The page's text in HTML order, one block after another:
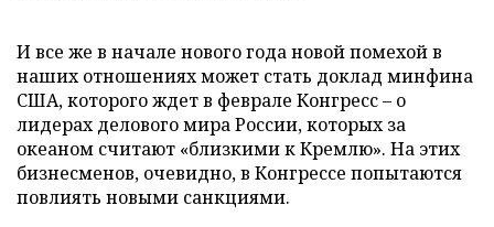
И все же в начале нового года новой помехой в
наших отношениях может стать доклад минфина
США, которого ждет в феврале Конгресс – о
лидерах делового мира России, которых за
океаном считают «близкими к Кремлю». На этих
бизнесменов, очевидно, в Конгрессе попытаются
повлиять новыми санкциями.